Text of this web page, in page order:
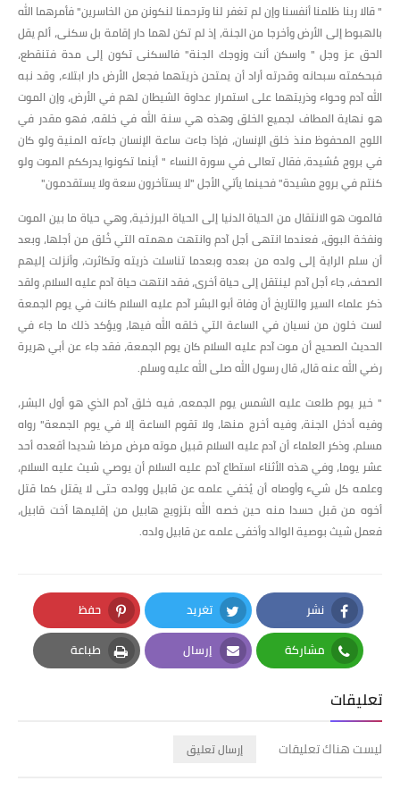
" قالا ربنا ظلمنا أنفسنا وإن لم تغفر لنا وترحمنا لنكونن من الخاسرين" فأمرهما الله
بالهبوط إلى الأرض وأخرجا من الجنة، إذ لم تكن لهما دار إقامة بل سكنى، ألم يقل
الحق عز وجل " واسكن أنت وزوجك الجنة" فالسكنى تكون إلى مدة فتنقطع،
فبحكمته سبحانه وقدرته أراد أن يمتحن ذريتهما فجعل الأرض دار ابتلاء، وقد نبه
الله آدم وحواء وذريتهما على استمرار عداوة الشيطان لهم في الأرض، وإن الموت
هو نهاية المطاف لجميع الخلق وهذه هي سنة الله في خلقه، فهو مقدر في
اللوح المحفوظ منذ خلق الإنسان، فإذا جاءت ساعة الإنسان جاءته المنية ولو كان
في بروج مُشيدة، فقال تعالى في سورة النساء " أينما تكونوا يدرككم الموت ولو
كنتم في بروج مشيدة" فحينما يأتي الأجل "لا يستأخرون سعة ولا يستقدمون"
فالموت هو الانتقال من الحياة الدنيا إلى الحياة البرزخية، وهي حياة ما بين الموت
ونفخة البوق، فعندما انتهى أجل آدم وانتهت مهمته التي خُلق من أجلها، وبعد
أن سلم الراية إلى ولده من بعده وبعدما تناسلت ذريته وتكاثرت، وأنزلت إليهم
الصحف، جاء أجل آدم لينتقل إلى حياة أخرى، فقد انتهت حياة آدم عليه السلام، ولقد
ذكر علماء السير والتاريخ أن وفاة أبو البشر آدم عليه السلام كانت في يوم الجمعة
لست خلون من نسيان في الساعة التي خلقه الله فيها، ويؤكد ذلك ما جاء في
الحديث الصحيح أن موت آدم عليه السلام كان يوم الجمعة، فقد جاء عن أبي هريرة
رضي الله عنه قال، قال رسول الله صلى الله عليه وسلم.
" خير يوم طلعت عليه الشمس يوم الجمعه، فيه خلق آدم الذي هو أول البشر،
وفيه أدخل الجنة، وفيه أخرج منها، ولا تقوم الساعة إلا في يوم الجمعة" رواه
مسلم، وذكر العلماء أن آدم عليه السلام قبيل موته مرض مرضا شديدا أقعده أحد
عشر يوما، وفي هذه الأثناء استطاع آدم عليه السلام أن يوصي شيث عليه السلام،
وعلمه كل شيء وأوصاه أن يُخفي علمه عن قابيل وولده حتى لا يقتل كما قتل
أخوه من قبل حسدا منه حين خصه الله بتزويج هابيل من إقليمها أخت قابيل،
فعمل شيث بوصية الوالد وأخفى علمه عن قابيل ولده.
نشر
Facebook
تغريد
Twitter
حفظ
Pinterest
مشاركة
Whatsapp
إرسال
Email
طباعة
Print
تعليقات
ليست هناك تعليقات إرسال تعليق